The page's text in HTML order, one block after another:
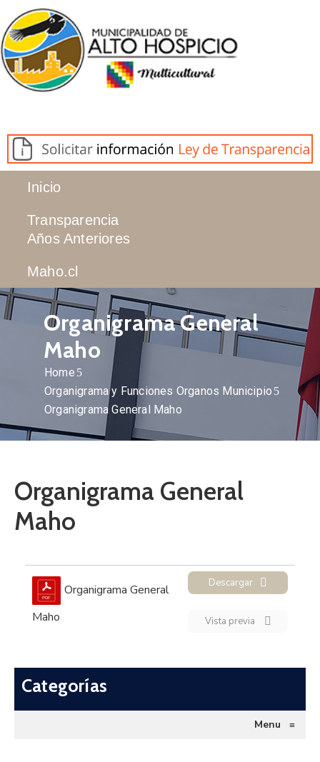
Inicio
Transparencia
Años Anteriores
Maho.cl
Organigrama General
Maho
Home
Organigrama y Funciones Organos Municipio
Organigrama General Maho
Organigrama General
Maho
Organigrama General
Maho
Descargar
Vista previa
Categorías
Menu ≡